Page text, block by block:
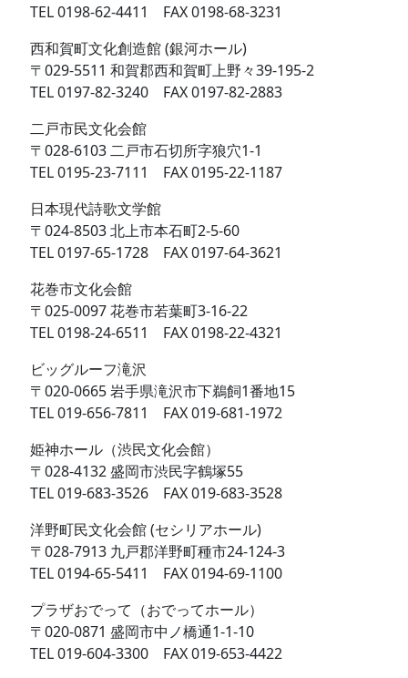
TEL 0198-62-4411 FAX 0198-68-3231
西和賀町文化創造館 (銀河ホール)
〒029-5511 和賀郡西和賀町上野々39-195-2
TEL 0197-82-3240 FAX 0197-82-2883
二戸市民文化会館
〒028-6103 二戸市石切所字狼穴1-1
TEL 0195-23-7111 FAX 0195-22-1187
日本現代詩歌文学館
〒024-8503 北上市本石町2-5-60
TEL 0197-65-1728 FAX 0197-64-3621
花巻市文化会館
〒025-0097 花巻市若葉町3-16-22
TEL 0198-24-6511 FAX 0198-22-4321
ビッグルーフ滝沢
〒020-0665 岩手県滝沢市下鵜飼1番地15
TEL 019-656-7811 FAX 019-681-1972
姫神ホール（渋民文化会館）
〒028-4132 盛岡市渋民字鶴塚55
TEL 019-683-3526 FAX 019-683-3528
洋野町民文化会館 (セシリアホール)
〒028-7913 九戸郡洋野町種市24-124-3
TEL 0194-65-5411 FAX 0194-69-1100
プラザおでって（おでってホール）
〒020-0871 盛岡市中ノ橋通1-1-10
TEL 019-604-3300 FAX 019-653-4422